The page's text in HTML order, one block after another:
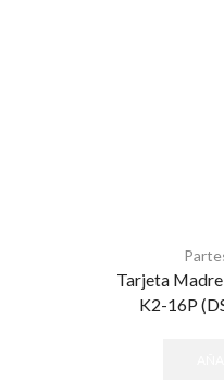
Tarjeta
K2-16P